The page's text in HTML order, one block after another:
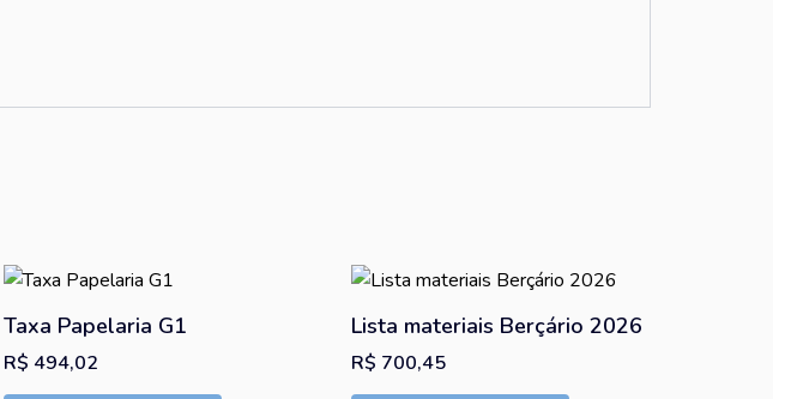
Taxa Papelaria G1
R$ 494,02
Lista materiais Berçário 2026
R$ 700,45